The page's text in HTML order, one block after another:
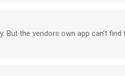
But the vendors own app can’t